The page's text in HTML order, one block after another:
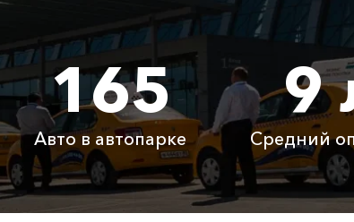
3450 ₽
775 ₽ 1550 ₽
Бесплатно Бесплатно
Бесплатно Бесплатно
165
Авто в автопарке
9
Средний